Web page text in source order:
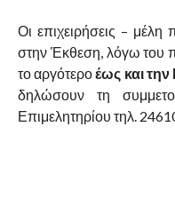
Οι επιχειρήσεις – μέλη
στην Έκθεση, λόγω του
το αργότεροέως και
δηλώσουν τη
Επιμελητηρίου τηλ.